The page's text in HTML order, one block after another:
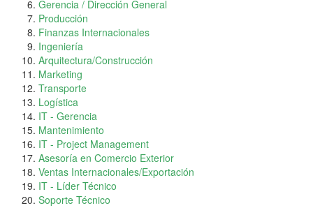
Gerencia / Dirección General
Producción
Finanzas Internacionales
Ingeniería
Arquitectura/Construcción
Marketing
Transporte
Logística
IT - Gerencia
Mantenimiento
IT - Project Management
Asesoría en Comercio Exterior
Ventas Internacionales/Exportación
IT - Líder Técnico
Soporte Técnico